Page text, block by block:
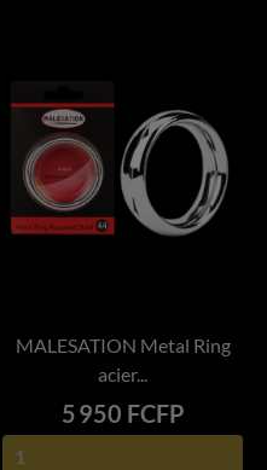
MALESATION Metal Ring
acier...
Prix
5 950 FCFP